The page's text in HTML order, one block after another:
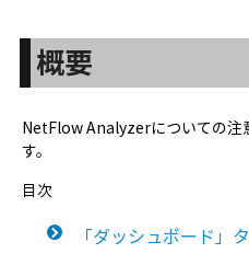
概要
NetFlow Analyzerについての注
す。
目次
「ダッシュボード」